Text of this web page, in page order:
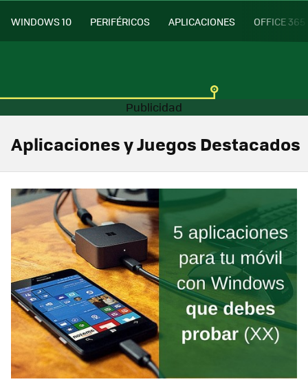
WINDOWS 10 PERIFÉRICOS APLICACIONES OFFICE 365
Aplicaciones y Juegos Destacados